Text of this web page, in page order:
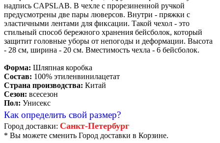
надпись CAPSLAB. В чехле с прорезиненной ручкой
предусмотрены две пары люверсов. Внутри - пряжки с
эластичными лентами для фиксации. Такой чехол - это
стильный способ бережного хранения бейсболок, который
защитит головные уборы от непогоды и деформации. Высота
- 28 см, ширина - 20 см. Вместимость чехла - 6 бейсболок.
Форма: Шляпная коробка
Состав: 100% этиленвинилацетат
Страна производства: Китай
Сезон: всесезон
Пол: Унисекс
Как определить свой размер?
Город доставки: Санкт-Петербург
* Вы можете сменить Город доставки в Корзине.